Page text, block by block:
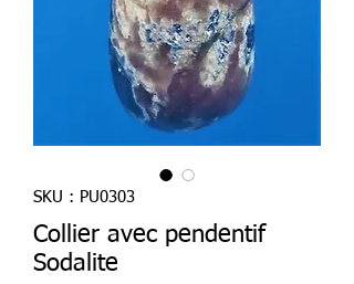
SKU : PU0303
Collier avec pendentif
Sodalite